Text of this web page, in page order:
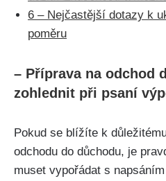
6 – Nejčastější dotazy k
poměru
– ‌Příprava na odchod⁣
zohlednit ⁢při ‌psaní
Pokud se blížíte k
odchodu ⁢do ⁤důchodu, je
muset vypořádat s